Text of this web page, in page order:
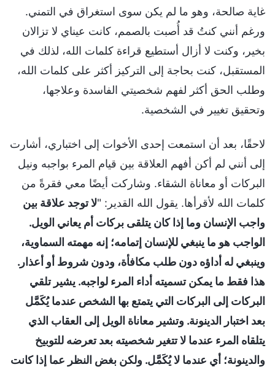
غاية صالحة، وهو ما لم يكن سوى استغراق في التمني.
ورغم أنني كنتُ قد أُصبت بالصمم، كانت عيناي لا تزالان
بخير، وكنت لا أزال أستطيع قراءة كلمات الله، لذلك في
المستقبل، كنت بحاجة إلى التركيز أكثر على كلمات الله،
وطلب الحق أكثر لفهم شخصيتي الفاسدة وعلاجها،
وتحقيق تغيير في الشخصية.
لاحقًا، بعد أن استمعت إحدى الأخوات إلى اختباري، أشارت
إلى أنني لم أكن أفهم العلاقة بين قيام المرء بواجبه ونيل
البركات أو معاناة الشقاء. وشاركت أيضًا معي فقرةً من
كلمات الله لأقرأها. يقول الله القدير: "لا توجد علاقة بين
واجب الإنسان وما إذا كان يتلقى بركات أم يعاني الويل.
الواجب هو ما ينبغي للإنسان إتمامه؛ إنه مهمته السماوية،
وينبغي له أداؤه دون طلب مكافأة، ودون شروط أو أعذار.
هذا فقط ما يمكن تسميته أداء المرء لواجبه. يشير تلقي
البركات إلى البركات التي يتمتع بها الشخص عندما يُكَمَّل
بعد اختبار الدينونة. وتشير معاناة الويل إلى العقاب الذي
يتلقاه المرء عندما لا تتغير شخصيته بعد تعرضه للتوبيخ
والدينونة؛ أي عندما لا يُكَمَّل. ولكن بغض النظر عما إذا كانت